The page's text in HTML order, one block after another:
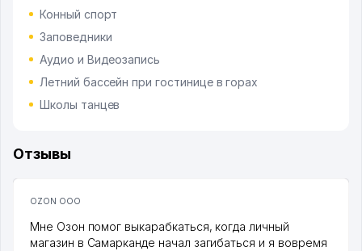
Конный спорт
Заповедники
Аудио и Видеозапись
Летний бассейн при гостинице в горах
Школы танцев
Отзывы
OZON ООО
Мне Озон помог выкарабкаться, когда личный
магазин в Самарканде начал загибаться и я вовремя